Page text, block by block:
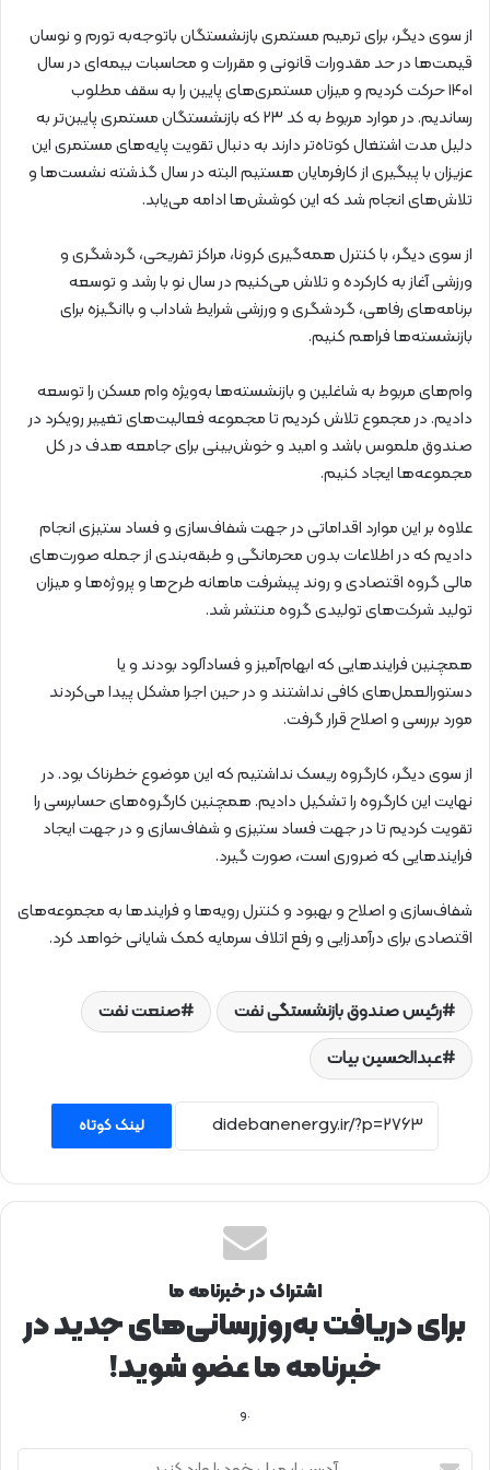
از سوی دیگر، برای ترمیم مستمری بازنشستگان باتوجه‌به تورم و نوسان
قیمت‌ها در حد مقدورات قانونی و مقررات و محاسبات بیمه‌ای در سال
۱۴۰۱ حرکت کردیم و میزان مستمری‌های پایین را به سقف مطلوب
رساندیم. در موارد مربوط به کد ۲۳ که بازنشستگان مستمری پایین‌تر به
دلیل مدت اشتغال کوتاه‌تر دارند به دنبال تقویت پایه‌های مستمری این
عزیزان با پیگیری از کارفرمایان هستیم البته در سال گذشته نشست‌ها و
تلاش‌های انجام شد که این کوشش‌ها ادامه می‌یابد.
از سوی دیگر، با کنترل همه‌گیری کرونا، مراکز تفریحی، گردشگری و
ورزشی آغاز به کارکرده و تلاش می‌کنیم در سال نو با رشد و توسعه
برنامه‌های رفاهی، گردشگری و ورزشی شرایط شاداب و باانگیزه برای
بازنشسته‌ها فراهم کنیم.
وام‌های مربوط به شاغلین و بازنشسته‌ها به‌ویژه وام مسکن را توسعه
دادیم. در مجموع تلاش کردیم تا مجموعه فعالیت‌های تغییر رویکرد در
صندوق ملموس باشد و امید و خوش‌بینی برای جامعه هدف در کل
مجموعه‌ها ایجاد کنیم.
علاوه بر این موارد اقداماتی در جهت شفاف‌سازی و فساد ستیزی انجام
دادیم که در اطلاعات بدون محرمانگی و طبقه‌بندی از جمله صورت‌های
مالی گروه اقتصادی و روند پیشرفت ماهانه طرح‌ها و پروژه‌ها و میزان
تولید شرکت‌های تولیدی گروه منتشر شد.
همچنین فرایندهایی که ابهام‌آمیز و فسادآلود بودند و یا
دستورالعمل‌های کافی نداشتند و در حین اجرا مشکل پیدا می‌کردند
مورد بررسی و اصلاح قرار گرفت.
از سوی دیگر، کارگروه ریسک نداشتیم که این موضوع خطرناک بود. در
نهایت این کارگروه را تشکیل دادیم. همچنین کارگروه‌های حسابرسی را
تقویت کردیم تا در جهت فساد ستیزی و شفاف‌سازی و در جهت ایجاد
فرایندهایی که ضروری است، صورت گیرد.
شفاف‌سازی و اصلاح و بهبود و کنترل رویه‌ها و فرایندها به مجموعه‌های
اقتصادی برای درآمدزایی و رفع اتلاف سرمایه کمک شایانی خواهد کرد.
رئیس صندوق بازنشستگی نفت
صنعت نفت
عبدالحسین بیات
لینک کوتاه
اشتراک در خبرنامه ما
برای دریافت به‌روزرسانی‌های جدید در
خبرنامه ما عضو شوید!
.و
آ